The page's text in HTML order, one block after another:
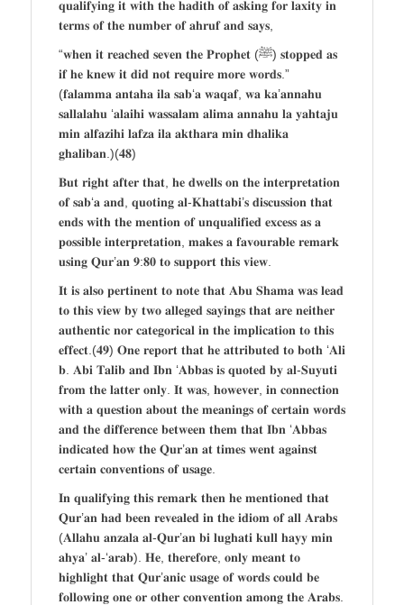
𝐪𝐮𝐚𝐥𝐢𝐟𝐲𝐢𝐧𝐠 𝐢𝐭 𝐰𝐢𝐭𝐡 𝐭𝐡𝐞 𝐡𝐚𝐝𝐢𝐭𝐡 𝐨𝐟 𝐚𝐬𝐤𝐢𝐧𝐠 𝐟𝐨𝐫 𝐥𝐚𝐱𝐢𝐭𝐲 𝐢𝐧
𝐭𝐞𝐫𝐦𝐬 𝐨𝐟 𝐭𝐡𝐞 𝐧𝐮𝐦𝐛𝐞𝐫 𝐨𝐟 𝐚𝐡𝐫𝐮𝐟 𝐚𝐧𝐝 𝐬𝐚𝐲𝐬,
“𝐰𝐡𝐞𝐧 𝐢𝐭 𝐫𝐞𝐚𝐜𝐡𝐞𝐝 𝐬𝐞𝐯𝐞𝐧 𝐭𝐡𝐞 𝐏𝐫𝐨𝐩𝐡𝐞𝐭 (ﷺ) 𝐬𝐭𝐨𝐩𝐩𝐞𝐝 𝐚𝐬
𝐢𝐟 𝐡𝐞 𝐤𝐧𝐞𝐰 𝐢𝐭 𝐝𝐢𝐝 𝐧𝐨𝐭 𝐫𝐞𝐪𝐮𝐢𝐫𝐞 𝐦𝐨𝐫𝐞 𝐰𝐨𝐫𝐝𝐬.”
(𝐟𝐚𝐥𝐚𝐦𝐦𝐚 𝐚𝐧𝐭𝐚𝐡𝐚 𝐢𝐥𝐚 𝐬𝐚𝐛‘𝐚 𝐰𝐚𝐪𝐚𝐟, 𝐰𝐚 𝐤𝐚’𝐚𝐧𝐧𝐚𝐡𝐮
𝐬𝐚𝐥𝐥𝐚𝐥𝐚𝐡𝐮 ‘𝐚𝐥𝐚𝐢𝐡𝐢 𝐰𝐚𝐬𝐬𝐚𝐥𝐚𝐦 𝐚𝐥𝐢𝐦𝐚 𝐚𝐧𝐧𝐚𝐡𝐮 𝐥𝐚 𝐲𝐚𝐡𝐭𝐚𝐣𝐮
𝐦𝐢𝐧 𝐚𝐥𝐟𝐚𝐳𝐢𝐡𝐢 𝐥𝐚𝐟𝐳𝐚 𝐢𝐥𝐚 𝐚𝐤𝐭𝐡𝐚𝐫𝐚 𝐦𝐢𝐧 𝐝𝐡𝐚𝐥𝐢𝐤𝐚
𝐠𝐡𝐚𝐥𝐢𝐛𝐚𝐧.)(𝟒𝟖)
𝐁𝐮𝐭 𝐫𝐢𝐠𝐡𝐭 𝐚𝐟𝐭𝐞𝐫 𝐭𝐡𝐚𝐭, 𝐡𝐞 𝐝𝐰𝐞𝐥𝐥𝐬 𝐨𝐧 𝐭𝐡𝐞 𝐢𝐧𝐭𝐞𝐫𝐩𝐫𝐞𝐭𝐚𝐭𝐢𝐨𝐧
𝐨𝐟 𝐬𝐚𝐛‘𝐚 𝐚𝐧𝐝, 𝐪𝐮𝐨𝐭𝐢𝐧𝐠 𝐚𝐥-𝐊𝐡𝐚𝐭𝐭𝐚𝐛𝐢’𝐬 𝐝𝐢𝐬𝐜𝐮𝐬𝐬𝐢𝐨𝐧 𝐭𝐡𝐚𝐭
𝐞𝐧𝐝𝐬 𝐰𝐢𝐭𝐡 𝐭𝐡𝐞 𝐦𝐞𝐧𝐭𝐢𝐨𝐧 𝐨𝐟 𝐮𝐧𝐪𝐮𝐚𝐥𝐢𝐟𝐢𝐞𝐝 𝐞𝐱𝐜𝐞𝐬𝐬 𝐚𝐬 𝐚
𝐩𝐨𝐬𝐬𝐢𝐛𝐥𝐞 𝐢𝐧𝐭𝐞𝐫𝐩𝐫𝐞𝐭𝐚𝐭𝐢𝐨𝐧, 𝐦𝐚𝐤𝐞𝐬 𝐚 𝐟𝐚𝐯𝐨𝐮𝐫𝐚𝐛𝐥𝐞 𝐫𝐞𝐦𝐚𝐫𝐤
𝐮𝐬𝐢𝐧𝐠 𝐐𝐮𝐫’𝐚𝐧 𝟗:𝟖𝟎 𝐭𝐨 𝐬𝐮𝐩𝐩𝐨𝐫𝐭 𝐭𝐡𝐢𝐬 𝐯𝐢𝐞𝐰.
𝐈𝐭 𝐢𝐬 𝐚𝐥𝐬𝐨 𝐩𝐞𝐫𝐭𝐢𝐧𝐞𝐧𝐭 𝐭𝐨 𝐧𝐨𝐭𝐞 𝐭𝐡𝐚𝐭 𝐀𝐛𝐮 𝐒𝐡𝐚𝐦𝐚 𝐰𝐚𝐬 𝐥𝐞𝐚𝐝
𝐭𝐨 𝐭𝐡𝐢𝐬 𝐯𝐢𝐞𝐰 𝐛𝐲 𝐭𝐰𝐨 𝐚𝐥𝐥𝐞𝐠𝐞𝐝 𝐬𝐚𝐲𝐢𝐧𝐠𝐬 𝐭𝐡𝐚𝐭 𝐚𝐫𝐞 𝐧𝐞𝐢𝐭𝐡𝐞𝐫
𝐚𝐮𝐭𝐡𝐞𝐧𝐭𝐢𝐜 𝐧𝐨𝐫 𝐜𝐚𝐭𝐞𝐠𝐨𝐫𝐢𝐜𝐚𝐥 𝐢𝐧 𝐭𝐡𝐞 𝐢𝐦𝐩𝐥𝐢𝐜𝐚𝐭𝐢𝐨𝐧 𝐭𝐨 𝐭𝐡𝐢𝐬
𝐞𝐟𝐟𝐞𝐜𝐭.(𝟒𝟗) 𝐎𝐧𝐞 𝐫𝐞𝐩𝐨𝐫𝐭 𝐭𝐡𝐚𝐭 𝐡𝐞 𝐚𝐭𝐭𝐫𝐢𝐛𝐮𝐭𝐞𝐝 𝐭𝐨 𝐛𝐨𝐭𝐡 ‘𝐀𝐥𝐢
𝐛. 𝐀𝐛𝐢 𝐓𝐚𝐥𝐢𝐛 𝐚𝐧𝐝 𝐈𝐛𝐧 ‘𝐀𝐛𝐛𝐚𝐬 𝐢𝐬 𝐪𝐮𝐨𝐭𝐞𝐝 𝐛𝐲 𝐚𝐥-𝐒𝐮𝐲𝐮𝐭𝐢
𝐟𝐫𝐨𝐦 𝐭𝐡𝐞 𝐥𝐚𝐭𝐭𝐞𝐫 𝐨𝐧𝐥𝐲. 𝐈𝐭 𝐰𝐚𝐬, 𝐡𝐨𝐰𝐞𝐯𝐞𝐫, 𝐢𝐧 𝐜𝐨𝐧𝐧𝐞𝐜𝐭𝐢𝐨𝐧
𝐰𝐢𝐭𝐡 𝐚 𝐪𝐮𝐞𝐬𝐭𝐢𝐨𝐧 𝐚𝐛𝐨𝐮𝐭 𝐭𝐡𝐞 𝐦𝐞𝐚𝐧𝐢𝐧𝐠𝐬 𝐨𝐟 𝐜𝐞𝐫𝐭𝐚𝐢𝐧 𝐰𝐨𝐫𝐝𝐬
𝐚𝐧𝐝 𝐭𝐡𝐞 𝐝𝐢𝐟𝐟𝐞𝐫𝐞𝐧𝐜𝐞 𝐛𝐞𝐭𝐰𝐞𝐞𝐧 𝐭𝐡𝐞𝐦 𝐭𝐡𝐚𝐭 𝐈𝐛𝐧 ‘𝐀𝐛𝐛𝐚𝐬
𝐢𝐧𝐝𝐢𝐜𝐚𝐭𝐞𝐝 𝐡𝐨𝐰 𝐭𝐡𝐞 𝐐𝐮𝐫’𝐚𝐧 𝐚𝐭 𝐭𝐢𝐦𝐞𝐬 𝐰𝐞𝐧𝐭 𝐚𝐠𝐚𝐢𝐧𝐬𝐭
𝐜𝐞𝐫𝐭𝐚𝐢𝐧 𝐜𝐨𝐧𝐯𝐞𝐧𝐭𝐢𝐨𝐧𝐬 𝐨𝐟 𝐮𝐬𝐚𝐠𝐞.
𝐈𝐧 𝐪𝐮𝐚𝐥𝐢𝐟𝐲𝐢𝐧𝐠 𝐭𝐡𝐢𝐬 𝐫𝐞𝐦𝐚𝐫𝐤 𝐭𝐡𝐞𝐧 𝐡𝐞 𝐦𝐞𝐧𝐭𝐢𝐨𝐧𝐞𝐝 𝐭𝐡𝐚𝐭
𝐐𝐮𝐫’𝐚𝐧 𝐡𝐚𝐝 𝐛𝐞𝐞𝐧 𝐫𝐞𝐯𝐞𝐚𝐥𝐞𝐝 𝐢𝐧 𝐭𝐡𝐞 𝐢𝐝𝐢𝐨𝐦 𝐨𝐟 𝐚𝐥𝐥 𝐀𝐫𝐚𝐛𝐬
(𝐀𝐥𝐥𝐚𝐡𝐮 𝐚𝐧𝐳𝐚𝐥𝐚 𝐚𝐥-𝐐𝐮𝐫’𝐚𝐧 𝐛𝐢 𝐥𝐮𝐠𝐡𝐚𝐭𝐢 𝐤𝐮𝐥𝐥 𝐡𝐚𝐲𝐲 𝐦𝐢𝐧
𝐚𝐡𝐲𝐚’ 𝐚𝐥-‘𝐚𝐫𝐚𝐛). 𝐇𝐞, 𝐭𝐡𝐞𝐫𝐞𝐟𝐨𝐫𝐞, 𝐨𝐧𝐥𝐲 𝐦𝐞𝐚𝐧𝐭 𝐭𝐨
𝐡𝐢𝐠𝐡𝐥𝐢𝐠𝐡𝐭 𝐭𝐡𝐚𝐭 𝐐𝐮𝐫’𝐚𝐧𝐢𝐜 𝐮𝐬𝐚𝐠𝐞 𝐨𝐟 𝐰𝐨𝐫𝐝𝐬 𝐜𝐨𝐮𝐥𝐝 𝐛𝐞
𝐟𝐨𝐥𝐥𝐨𝐰𝐢𝐧𝐠 𝐨𝐧𝐞 𝐨𝐫 𝐨𝐭𝐡𝐞𝐫 𝐜𝐨𝐧𝐯𝐞𝐧𝐭𝐢𝐨𝐧 𝐚𝐦𝐨𝐧𝐠 𝐭𝐡𝐞 𝐀𝐫𝐚𝐛𝐬.